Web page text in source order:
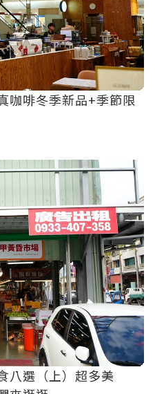
咖啡冬季新品+季節限
八選（上）超多美